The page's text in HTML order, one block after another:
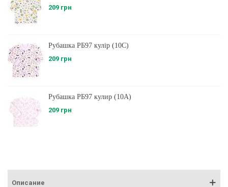
209 грн
Рубашка РБ97 кулір (10C)
209 грн
Рубашка РБ97 кулир (10А)
209 грн
Описание